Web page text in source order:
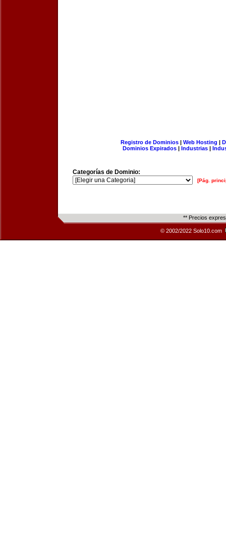
Registro de Dominios| Web Hosting |
Dominios Expirados | Industrias |
Categorías de Dominio:
[Pág.
** Precios
© 2002/2022 Solo10.com